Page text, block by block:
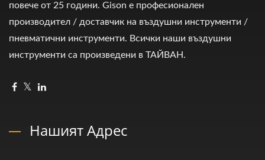
повече от 25 години. Gison е професионален
производител / доставчик на въздушни инструменти /
пневматични инструменти. Всички наши въздушни
инструменти са произведени в ТАЙВАН.
Нашият Адрес